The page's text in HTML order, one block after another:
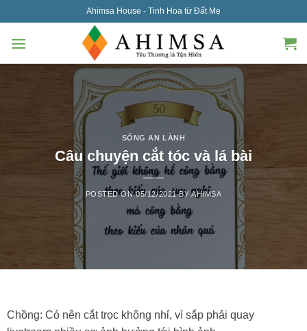
to
content
Ahimsa House - Tinh Hoa từ Đất Mẹ
SỐNG AN LÀNH
Câu chuyện cắt tóc và lá bài
POSTED ON05/12/2021 BYAHIMSA
Chồng: Có nên cắt trọc không nhỉ, vì sắp phải quay